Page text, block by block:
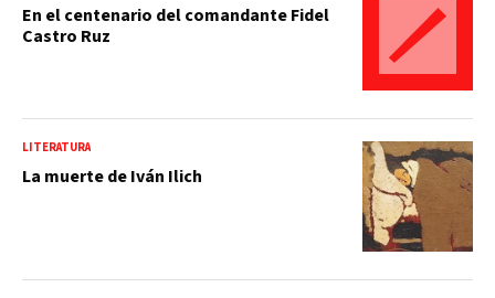
En el centenario del comandante Fidel
Castro Ruz
LITERATURA
La muerte de Iván Ilich